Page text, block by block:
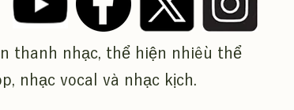
thanh nhạc, thể hiện nhiều thể
nhạc vocal và nhạc kịch.